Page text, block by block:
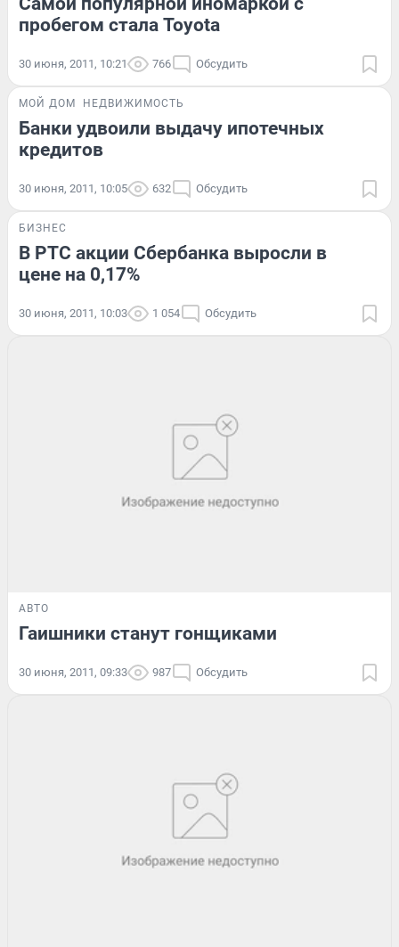
пробегом стала Toyota
30 июня, 2011, 10:21 766 Обсудить
МОЙ ДОМ НЕДВИЖИМОСТЬ
Банки удвоили выдачу ипотечных
кредитов
30 июня, 2011, 10:05 632 Обсудить
БИЗНЕС
В РТС акции Сбербанка выросли в
цене на 0,17%
30 июня, 2011, 10:03 1 054 Обсудить
АВТО
Гаишники станут гонщиками
30 июня, 2011, 09:33 987 Обсудить